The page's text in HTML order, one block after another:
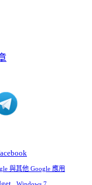
與其他 Google 應用
Windows 7